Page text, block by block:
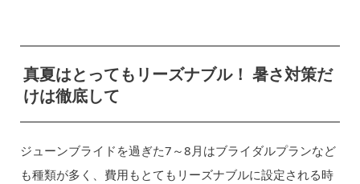
真夏はとってもリーズナブル！ 暑さ対策だ
けは徹底して
ジューンブライドを過ぎた7～8月はブライダルプランなど
も種類が多く、費用もとてもリーズナブルに設定される時